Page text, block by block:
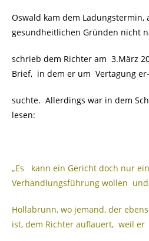
Oswald kam dem Ladungstermin,
gesundheitlichen Gründen nicht
schrieb dem Richter am 3.März
Brief, in dem er um Vertagung er-
suchte. Allerdings war in dem
lesen:
„Es kann ein Gericht doch nur
Verhandlungsführung wollen
Hollabrunn, wo jemand, der
ist, dem Richter auflauert, weil er